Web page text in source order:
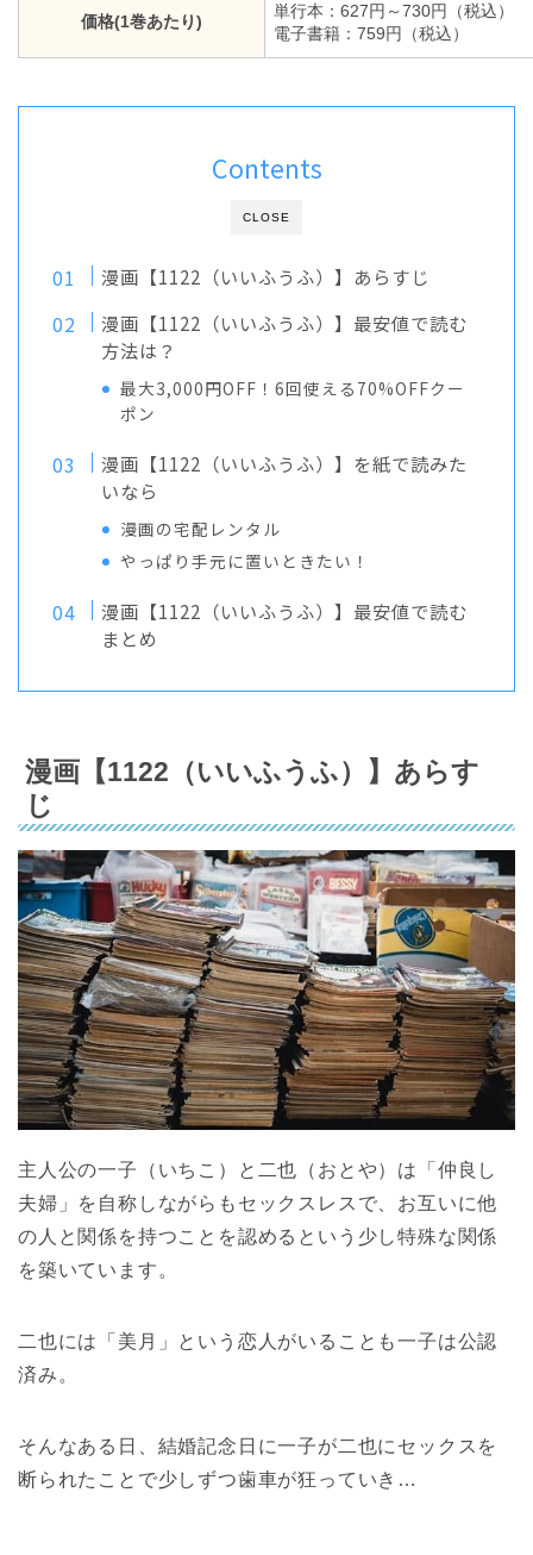
価格(1巻あたり)
単行本：627円～730円（税込）
電子書籍：759円（税込）
CLOSE
Contents
漫画【1122（いいふうふ）】あらすじ
漫画【1122（いいふうふ）】最安値で読む
方法は？
最大3,000円OFF！6回使える70%OFFクー
ポン
漫画【1122（いいふうふ）】を紙で読みた
いなら
漫画の宅配レンタル
やっぱり手元に置いときたい！
漫画【1122（いいふうふ）】最安値で読む
まとめ
漫画【1122（いいふうふ）】あらす
じ
主人公の一子（いちこ）と二也（おとや）は「仲良し
夫婦」を自称しながらもセックスレスで、お互いに他
の人と関係を持つことを認めるという少し特殊な関係
を築いています。
二也には「美月」という恋人がいることも一子は公認
済み。
そんなある日、結婚記念日に一子が二也にセックスを
断られたことで少しずつ歯車が狂っていき…